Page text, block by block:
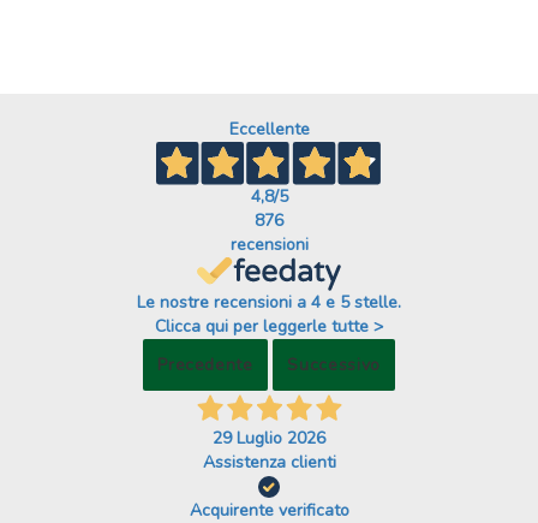
Eccellente
4,8/5
876
recensioni
Le nostre recensioni a 4 e 5 stelle.
Clicca qui per leggerle tutte >
Precedente
Successivo
29 Luglio 2026
Assistenza clienti
Acquirente verificato